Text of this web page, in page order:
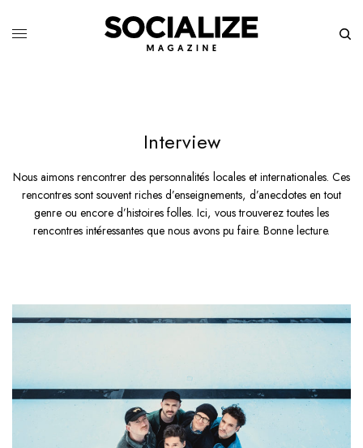
Interview
Nous aimons rencontrer des personnalités locales et internationales. Ces
rencontres sont souvent riches d’enseignements, d’anecdotes en tout
genre ou encore d’histoires folles. Ici, vous trouverez toutes les
rencontres intéressantes que nous avons pu faire. Bonne lecture.